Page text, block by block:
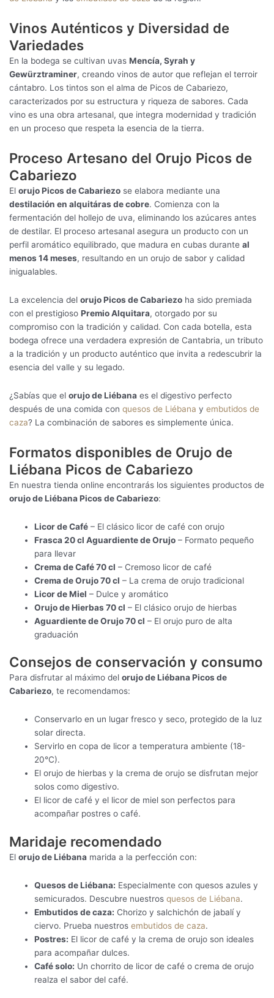
Vinos Auténticos y Diversidad de
Variedades
En la bodega se cultivan uvas Mencía, Syrah y
Gewürztraminer, creando vinos de autor que reflejan el terroir
cántabro. Los tintos son el alma de Picos de Cabariezo,
caracterizados por su estructura y riqueza de sabores. Cada
vino es una obra artesanal, que integra modernidad y tradición
en un proceso que respeta la esencia de la tierra.
Proceso Artesano del Orujo Picos de
Cabariezo
El orujo Picos de Cabariezo se elabora mediante una
destilación en alquitáras de cobre. Comienza con la
fermentación del hollejo de uva, eliminando los azúcares antes
de destilar. El proceso artesanal asegura un producto con un
perfil aromático equilibrado, que madura en cubas durante al
menos 14 meses, resultando en un orujo de sabor y calidad
inigualables.
La excelencia del orujo Picos de Cabariezo ha sido premiada
con el prestigioso Premio Alquitara, otorgado por su
compromiso con la tradición y calidad. Con cada botella, esta
bodega ofrece una verdadera expresión de Cantabria, un tributo
a la tradición y un producto auténtico que invita a redescubrir la
esencia del valle y su legado.
¿Sabías que el orujo de Liébana es el digestivo perfecto
después de una comida con quesos de Liébana y embutidos de
caza? La combinación de sabores es simplemente única.
Formatos disponibles de Orujo de
Liébana Picos de Cabariezo
En nuestra tienda online encontrarás los siguientes productos de
orujo de Liébana Picos de Cabariezo:
Licor de Café – El clásico licor de café con orujo
Frasca 20 cl Aguardiente de Orujo – Formato pequeño
para llevar
Crema de Café 70 cl – Cremoso licor de café
Crema de Orujo 70 cl – La crema de orujo tradicional
Licor de Miel – Dulce y aromático
Orujo de Hierbas 70 cl – El clásico orujo de hierbas
Aguardiente de Orujo 70 cl – El orujo puro de alta
graduación
Consejos de conservación y consumo
Para disfrutar al máximo del orujo de Liébana Picos de
Cabariezo, te recomendamos:
Conservarlo en un lugar fresco y seco, protegido de la luz
solar directa.
Servirlo en copa de licor a temperatura ambiente (18-
20°C).
El orujo de hierbas y la crema de orujo se disfrutan mejor
solos como digestivo.
El licor de café y el licor de miel son perfectos para
acompañar postres o café.
Maridaje recomendado
El orujo de Liébana marida a la perfección con:
Quesos de Liébana: Especialmente con quesos azules y
semicurados. Descubre nuestrosquesos de Liébana.
Embutidos de caza: Chorizo y salchichón de jabalí y
ciervo. Prueba nuestrosembutidos de caza.
Postres: El licor de café y la crema de orujo son ideales
para acompañar dulces.
Café solo: Un chorrito de licor de café o crema de orujo
realza el sabor del café.